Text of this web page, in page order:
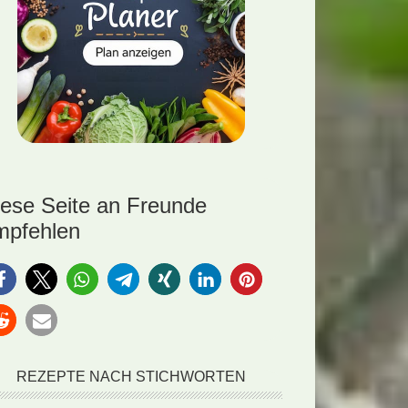
Seite an Freunde
REZEPTE NACH STICHWORTEN